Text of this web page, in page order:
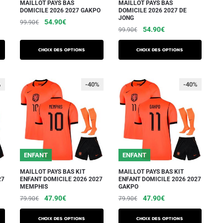
la
page
produit
la
page
du
produit
MAILLOT PAYS BAS
DOMICILE 2026 2027 GAKPO
99.90€
Le
était :
54.90€Le
est :
Choix des options
Ce
produit
variations.
Les
options
peuvent
être
choisies
sur
la
page
du
produit
MAILLOT PAYS BAS
DOMICILE 2026 2027 DE
JONG
99.90€
Le
prix
initial
était :
54.90€Le
prix
actuel
est :
Choix des options
produit
plusieurs
variations.
Les
options
peuvent
choisies
sur
la
page
du
produit
ENFANT
-40%
MAILLOT PAYS BAS KIT
ENFANT DOMICILE 2026 2027
MEMPHIS
79.90€
Le
prix
initial
47.90€Le
prix
actuel
Choix des options
ENFANT
-40%
MAILLOT PAYS BAS KIT
ENFANT DOMICILE 2026 2027
GAKPO
79.90€
Le
prix
initial
47.90€Le
prix
actuel
Choix des options